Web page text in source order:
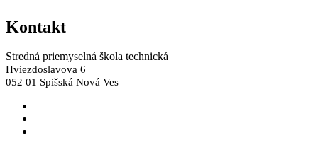
Kontakt
Stredná priemyselná škola technická
Hviezdoslavova 6
052 01 Spišská Nová Ves